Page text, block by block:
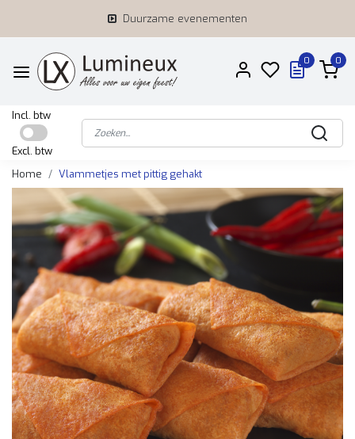
Duurzame evenementen
0 0
Incl. btw
Excl. btw
Home
Vlammetjes met pittig gehakt